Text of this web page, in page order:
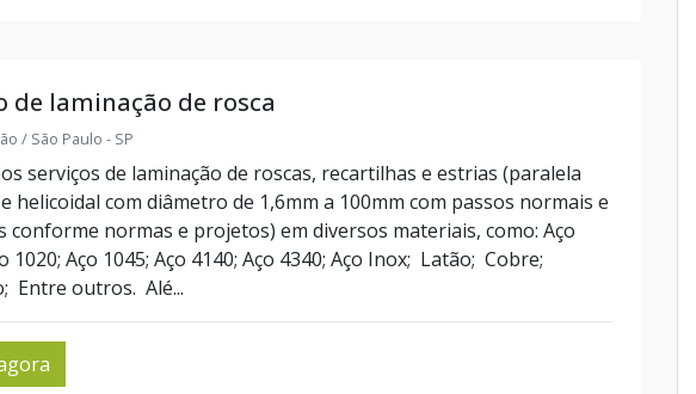
de laminação de rosca
/ São Paulo - SP
serviços de laminação de roscas, recartilhas e estrias (paralela
helicoidal com diâmetro de 1,6mm a 100mm com passos normais e
conforme normas e projetos) em diversos materiais, como: Aço
1020; Aço 1045; Aço 4140; Aço 4340; Aço Inox; Latão; Cobre;
Entre outros. Alé...